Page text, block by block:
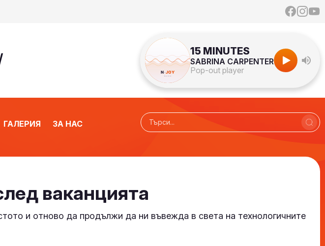
15 MINUTES
SABRINA CARPENTER
Pop-out player
ГАЛЕРИЯ ЗА НАС
ваканцията
и отново да продължи да ни въвежда в света на технологичните